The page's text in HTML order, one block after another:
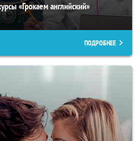
«Грокаем английский»
ПОДРОБНЕЕ